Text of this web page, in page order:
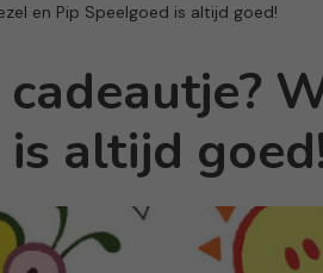
en Pip Speelgoed is altijd goed!
altijd